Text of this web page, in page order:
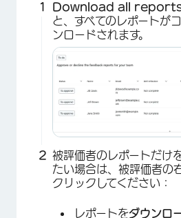
Download all
と、すべてのレポートが
ンロードされます。
被評価者のレポートだけ
たい場合は、被評価者の
クリックしてください：
レポートをダウンロ